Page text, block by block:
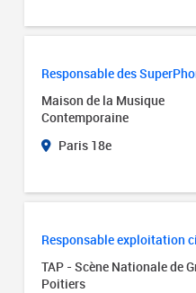
Responsable des
Maison de la Musique
Contemporaine
Paris 18e
Responsable exploitation
TAP - Scène Nationale de
Poitiers